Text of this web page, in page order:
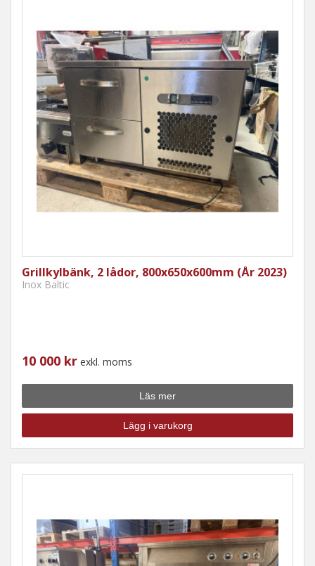
Grillkylbänk, 2 lådor, 800x650x600mm (År 2023)
Inox Baltic
10 000 kr exkl. moms
Läs mer
Lägg i varukorg